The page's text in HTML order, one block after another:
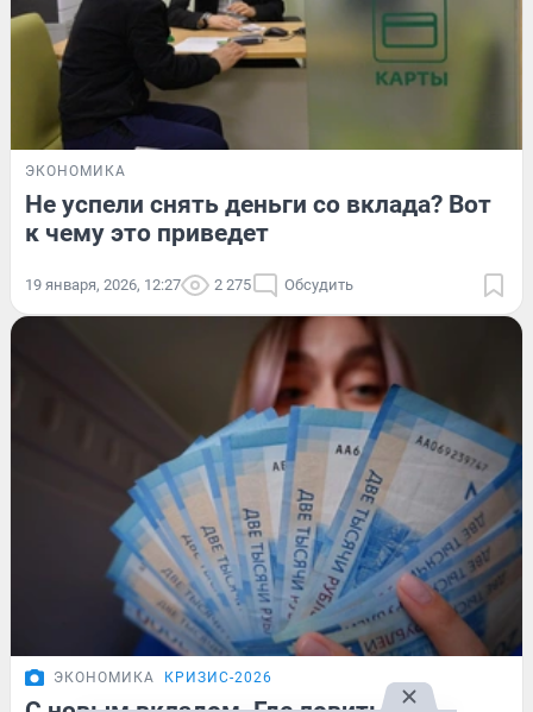
ЭКОНОМИКА
Не успели снять деньги со вклада? Вот
к чему это приведет
19 января, 2026, 12:27 2 275 Обсудить
ЭКОНОМИКА КРИЗИС-2026